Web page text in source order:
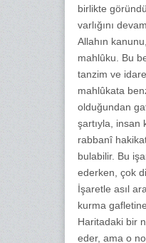
birlikte
varlığını
Allahın
mahlûku. Bu
tanzim ve
mahlûkata
olduğundan
şartıyla, insan
rabbanî
bulabilir. Bu
ederken, çok
İşaretle asıl
kurma
Haritadaki bir
eder, ama o